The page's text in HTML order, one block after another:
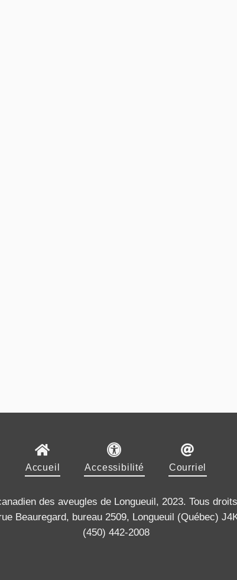
Accueil Accessibilité Courriel
des aveugles de Longueuil, 2023. Tous
Beauregard, bureau 2509, Longueuil (Québec)
(450) 442-2008